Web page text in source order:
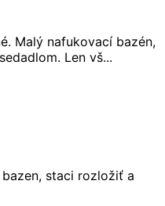
Malý nafukovací bazén,
Len vš...
staci rozložiť a